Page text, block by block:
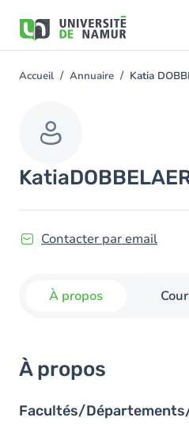
contenu
You
Accueil Annuaire Katia
Katia
Contacter par email
À propos
À propos
Facultés/